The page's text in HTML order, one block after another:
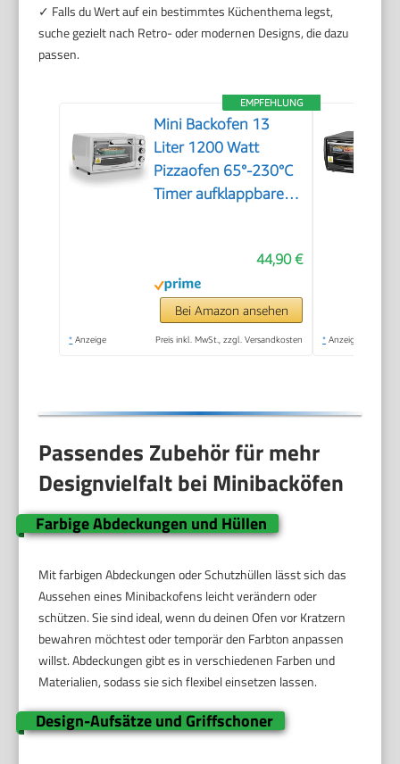
✓ Falls du Wert auf ein bestimmtes Küchenthema legst,
suche gezielt nach Retro- oder modernen Designs, die dazu
passen.
EMPFEHLUNG
Mini Backofen 13
Liter 1200 Watt
Pizzaofen 65°-230°C
Timer aufklappbares
44,90 €
Bei Amazon ansehen
* Anzeige Preis inkl. MwSt., zzgl. Versandkosten * Anzeige
Passendes Zubehör für mehr
Designvielfalt bei Minibacköfen
Farbige Abdeckungen und Hüllen
Mit farbigen Abdeckungen oder Schutzhüllen lässt sich das
Aussehen eines Minibackofens leicht verändern oder
schützen. Sie sind ideal, wenn du deinen Ofen vor Kratzern
bewahren möchtest oder temporär den Farbton anpassen
willst. Abdeckungen gibt es in verschiedenen Farben und
Materialien, sodass sie sich flexibel einsetzen lassen.
Design-Aufsätze und Griffschoner